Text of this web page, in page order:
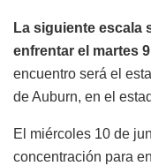
La siguiente escala
enfrentar el martes
encuentro será el
de Auburn, en el
El miércoles 10 de
concentración para